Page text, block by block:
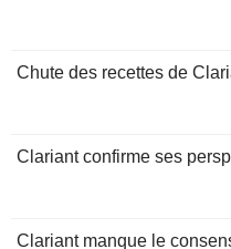
Chute des recettes de
Clariant confirme ses
Clariant manque le